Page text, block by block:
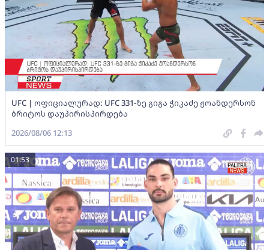
UFC | ოფიციალურად: UFC 331-ზე გიგა ჭიკაძე ჟოანდერსონ
ბრიტოს დაუპირისპირდება
2026/08/06 12:13
01:53